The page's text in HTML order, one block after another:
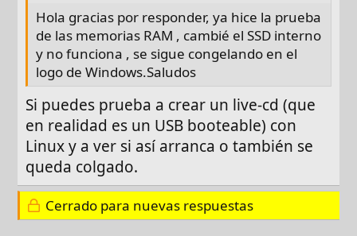
Hola gracias por responder, ya hice la prueba
de las memorias RAM , cambié el SSD interno
y no funciona , se sigue congelando en el
logo de Windows.Saludos
Si puedes prueba a crear un live-cd (que
en realidad es un USB booteable) con
Linux y a ver si así arranca o también se
queda colgado.
Cerrado para nuevas respuestas